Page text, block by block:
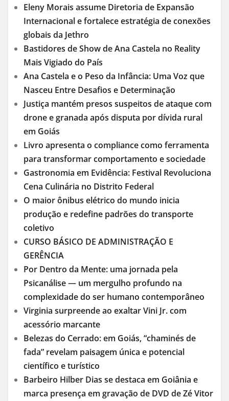
Eleny Morais assume Diretoria de Expansão
Internacional e fortalece estratégia de conexões
globais da Jethro
Bastidores de Show de Ana Castela no Reality
Mais Vigiado do País
Ana Castela e o Peso da Infância: Uma Voz que
Nasceu Entre Desafios e Determinação
Justiça mantém presos suspeitos de ataque com
drone e granada após disputa por dívida rural
em Goiás
Livro apresenta o compliance como ferramenta
para transformar comportamento e sociedade
Gastronomia em Evidência: Festival Revoluciona
Cena Culinária no Distrito Federal
O maior ônibus elétrico do mundo inicia
produção e redefine padrões do transporte
coletivo
CURSO BÁSICO DE ADMINISTRAÇÃO E
GERÊNCIA
Por Dentro da Mente: uma jornada pela
Psicanálise — um mergulho profundo na
complexidade do ser humano contemporâneo
Virginia surpreende ao exaltar Vini Jr. com
acessório marcante
Belezas do Cerrado: em Goiás, “chaminés de
fada” revelam paisagem única e potencial
científico e turístico
Barbeiro Hilber Dias se destaca em Goiânia e
marca presença em gravação de DVD de Zé Vitor